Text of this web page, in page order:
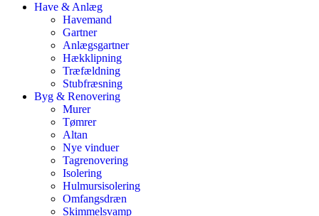
Have & Anlæg
Havemand
Gartner
Anlægsgartner
Hækklipning
Træfældning
Stubfræsning
Byg & Renovering
Murer
Tømrer
Altan
Nye vinduer
Tagrenovering
Isolering
Hulmursisolering
Omfangsdræn
Skimmelsvamp